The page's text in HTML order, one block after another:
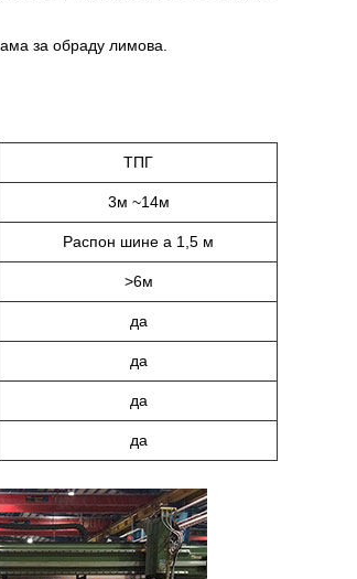
за обраду лимова.
ТПГ
3м ~14м
Распон шине а 1,5 м
>6м
да
да
да
да